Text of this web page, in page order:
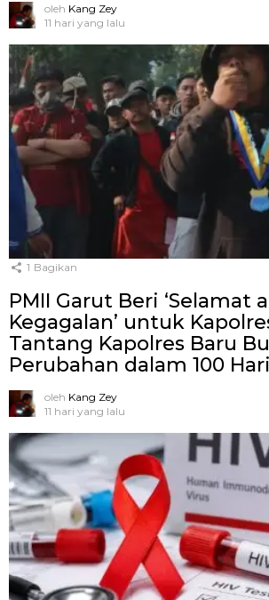
oleh Kang Zey
11 hari yang lalu
1 Bagikan
PMII Garut Beri ‘Selamat
Kegagalan’ untuk
Tantang Kapolres Baru
Perubahan dalam 100 Hari
oleh Kang Zey
11 hari yang lalu